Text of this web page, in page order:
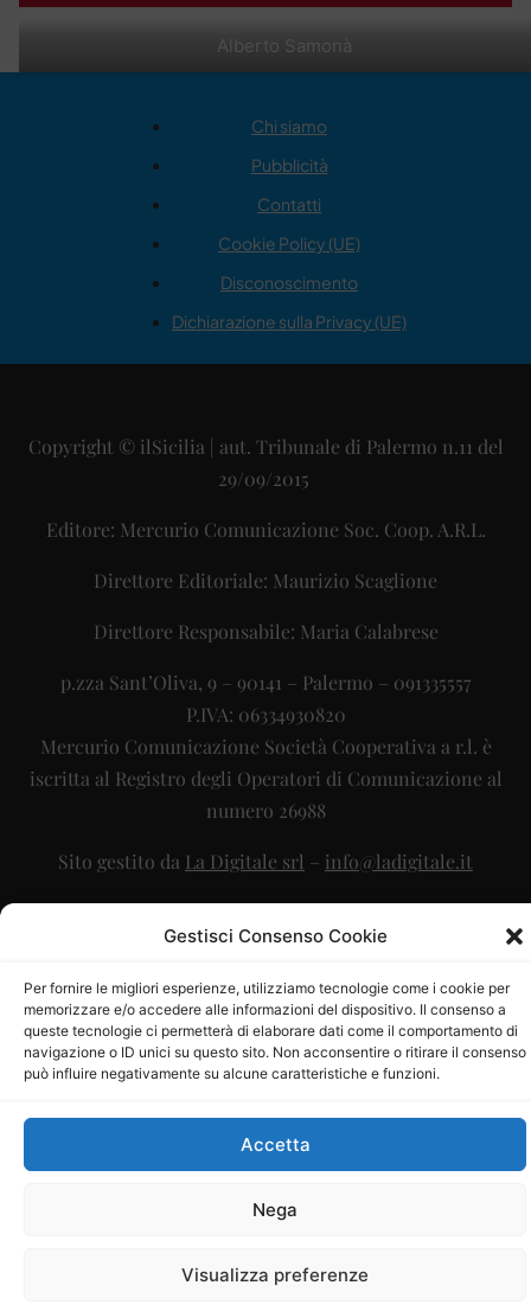
Gestisci Consenso Cookie
Per fornire le migliori esperienze, utilizziamo tecnologie come i cookie per
memorizzare e/o accedere alle informazioni del dispositivo. Il consenso a
queste tecnologie ci permetterà di elaborare dati come il comportamento di
navigazione o ID unici su questo sito. Non acconsentire o ritirare il consenso
può influire negativamente su alcune caratteristiche e funzioni.
Accetta
Nega
Visualizza preferenze
Alberto Samonà
Chi siamo
Pubblicità
Contatti
Cookie Policy (UE)
Disconoscimento
Dichiarazione sulla Privacy (UE)
Copyright © ilSicilia | aut. Tribunale di Palermo n.11 del
29/09/2015
Editore: Mercurio Comunicazione Soc. Coop. A.R.L.
Direttore Editoriale: Maurizio Scaglione
Direttore Responsabile: Maria Calabrese
p.zza Sant’Oliva, 9 – 90141 – Palermo – 091335557
P.IVA: 06334930820
Mercurio Comunicazione Società Cooperativa a r.l. è
iscritta al Registro degli Operatori di Comunicazione al
numero 26988
Sito gestito da La Digitale srl – info@ladigitale.it